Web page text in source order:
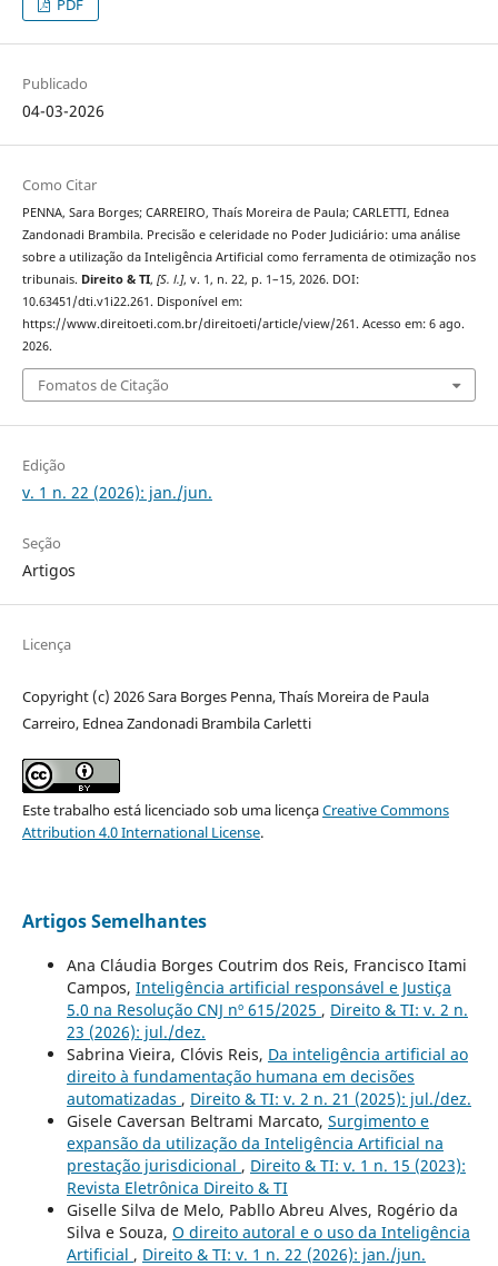
PDF
Publicado
04-03-2026
Como Citar
PENNA, Sara Borges; CARREIRO, Thaís Moreira de Paula; CARLETTI, Ednea
Zandonadi Brambila. Precisão e celeridade no Poder Judiciário: uma análise
sobre a utilização da Inteligência Artificial como ferramenta de otimização nos
tribunais. Direito & TI, [S. l.], v. 1, n. 22, p. 1–15, 2026. DOI:
10.63451/dti.v1i22.261. Disponível em:
https://www.direitoeti.com.br/direitoeti/article/view/261. Acesso em: 6 ago.
2026.
Fomatos de Citação
Edição
v. 1 n. 22 (2026): jan./jun.
Seção
Artigos
Licença
Copyright (c) 2026 Sara Borges Penna, Thaís Moreira de Paula
Carreiro, Ednea Zandonadi Brambila Carletti
Este trabalho está licenciado sob uma licençaCreative Commons
Attribution 4.0 International License.
Artigos Semelhantes
Ana Cláudia Borges Coutrim dos Reis, Francisco Itami
Campos, Inteligência artificial responsável e Justiça
5.0 na Resolução CNJ nº 615/2025 , Direito & TI: v. 2 n.
23 (2026): jul./dez.
Sabrina Vieira, Clóvis Reis, Da inteligência artificial ao
direito à fundamentação humana em decisões
automatizadas , Direito & TI: v. 2 n. 21 (2025): jul./dez.
Gisele Caversan Beltrami Marcato, Surgimento e
expansão da utilização da Inteligência Artificial na
prestação jurisdicional , Direito & TI: v. 1 n. 15 (2023):
Revista Eletrônica Direito & TI
Giselle Silva de Melo, Pabllo Abreu Alves, Rogério da
Silva e Souza, O direito autoral e o uso da Inteligência
Artificial , Direito & TI: v. 1 n. 22 (2026): jan./jun.